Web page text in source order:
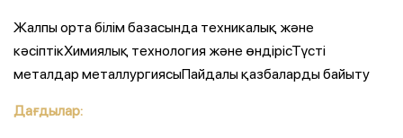
Жалпы орта білім базасында техникалық және
кәсіптікХимиялық технология және өндірісТүсті
металдар металлургиясыПайдалы қазбаларды байыту
Дағдылар: